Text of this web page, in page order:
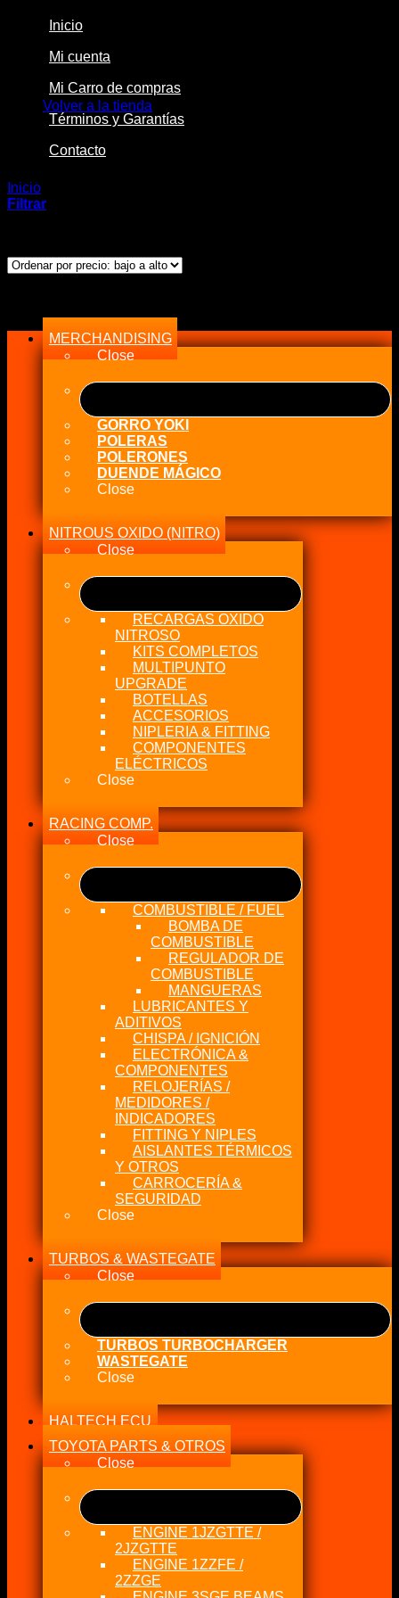
Volver a la tienda
Inicio
Mi cuenta
Mi Carro de compras
Términos y Garantías
Contacto
Inicio
Filtrar
MERCHANDISING
Close
GORRO YOKI
POLERAS
POLERONES
DUENDE MÁGICO
Close
NITROUS OXIDO (NITRO)
Close
RECARGAS OXIDO
NITROSO
KITS COMPLETOS
MULTIPUNTO
UPGRADE
BOTELLAS
ACCESORIOS
NIPLERIA & FITTING
COMPONENTES
ELÉCTRICOS
Close
RACING COMP.
Close
COMBUSTIBLE / FUEL
BOMBA DE
COMBUSTIBLE
REGULADOR DE
COMBUSTIBLE
MANGUERAS
LUBRICANTES Y
ADITIVOS
CHISPA / IGNICIÓN
ELECTRÓNICA &
COMPONENTES
RELOJERÍAS /
MEDIDORES /
INDICADORES
FITTING Y NIPLES
AISLANTES TÉRMICOS
Y OTROS
CARROCERÍA &
SEGURIDAD
Close
TURBOS & WASTEGATE
Close
TURBOS TURBOCHARGER
WASTEGATE
Close
HALTECH ECU
TOYOTA PARTS & OTROS
Close
ENGINE 1JZGTTE /
2JZGTTE
ENGINE 1ZZFE /
2ZZGE